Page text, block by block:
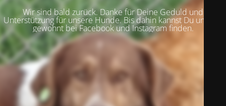
Wir sind bald zurück. Danke für Deine Geduld und
Unterstützung für unsere Hunde. Bis dahin kannst Du uns wie
gewohnt bei Facebook und Instagram finden.